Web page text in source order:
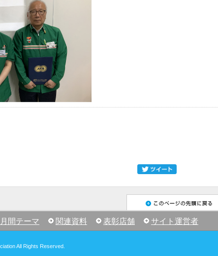
月間テーマ 関連資料 表彰店舗 サイト運営者
All Rights Reserved.